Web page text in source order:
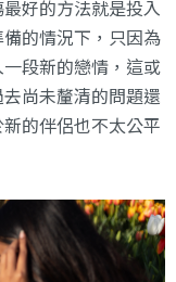
好的方法就是投入
的情況下，只因為
段新的戀情，這或
尚未釐清的問題還
的伴侶也不太公平